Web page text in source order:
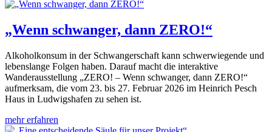
„Wenn schwanger, dann ZERO!“
Alkoholkonsum in der Schwangerschaft kann schwerwiegende und
lebenslange Folgen haben. Darauf macht die interaktive
Wanderausstellung „ZERO! – Wenn schwanger, dann ZERO!“
aufmerksam, die vom 23. bis 27. Februar 2026 im Heinrich Pesch
Haus in Ludwigshafen zu sehen ist.
mehr erfahren